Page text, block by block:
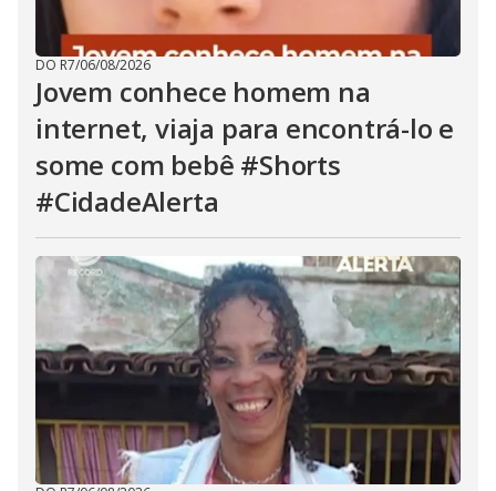
DO R7/06/08/2026
Jovem conhece homem na
internet, viaja para encontrá-lo e
some com bebê #Shorts
#CidadeAlerta